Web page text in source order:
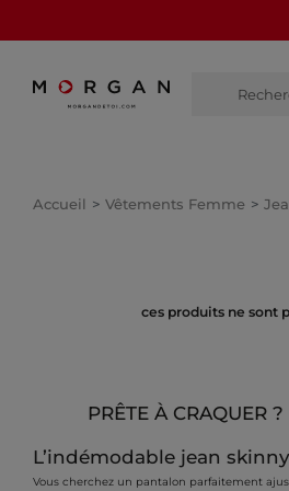
Accueil Vêtements Femme
ces produits ne sont
PRÊTE À CRAQUER ?
L’indémodable jean
Vous cherchez un pantalon parfaitement